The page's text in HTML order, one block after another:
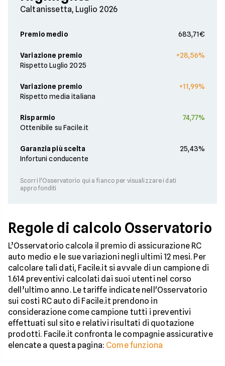
Caltanissetta, Luglio 2026
Premio medio 683,71€
Variazione premio
Rispetto Luglio 2025
+28,56%
Variazione premio
Rispetto media italiana
+11,99%
Risparmio
Ottenibile su Facile.it
74,77%
Garanzia più scelta
Infortuni conducente
25,43%
Scorri l'Osservatorio qui a fianco per visualizzare i dati
approfonditi
Regole di calcolo Osservatorio
L’Osservatorio calcola il premio di assicurazione RC
auto medio e le sue variazioni negli ultimi 12 mesi. Per
calcolare tali dati, Facile.it si avvale di un campione di
1.614 preventivi calcolati dai suoi utenti nel corso
dell’ultimo anno. Le tariffe indicate nell'Osservatorio
sui costi RC auto di Facile.it prendono in
considerazione come campione tutti i preventivi
effettuati sul sito e relativi risultati di quotazione
prodotti. Facile.it confronta le compagnie assicurative
elencate a questa pagina: Come funziona